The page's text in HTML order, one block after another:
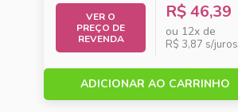
VER O
PREÇO DE
REVENDA
R$ 46,39
ou 12x de
R$ 3,87 s/juros
ADICIONAR AO CARRINHO